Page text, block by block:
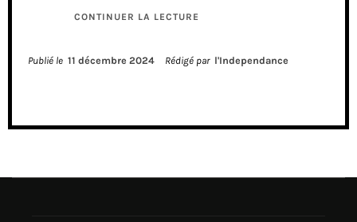
CONTINUER LA LECTURE
Publié le 11 décembre 2024 Rédigé par l'Independance